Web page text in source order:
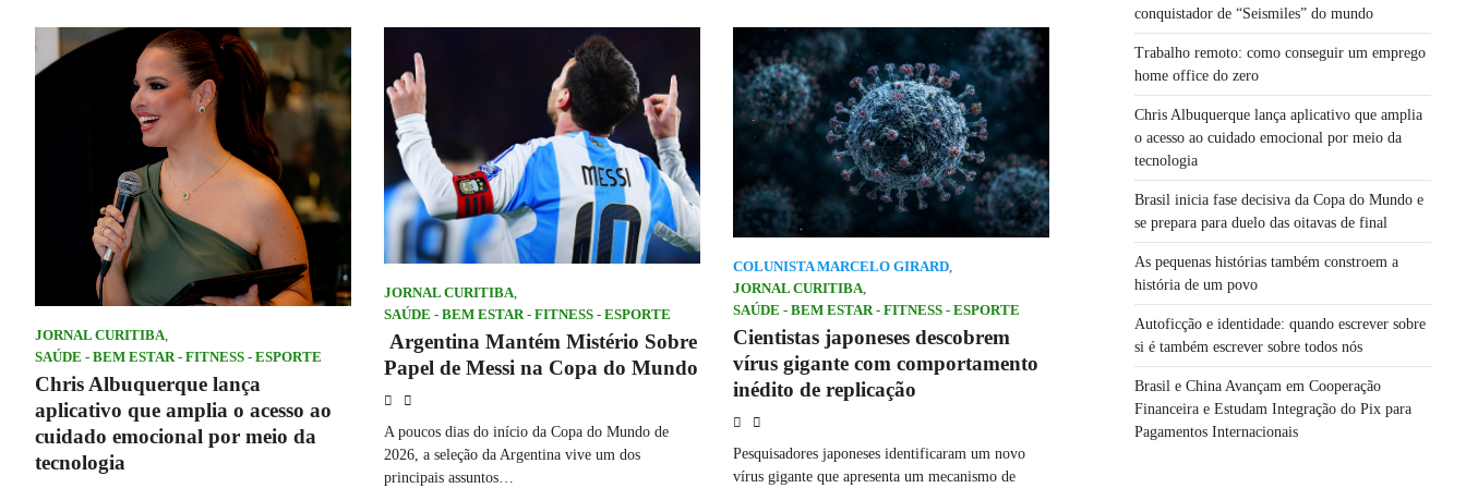
JORNAL CURITIBA,
SAÚDE - BEM ESTAR - FITNESS - ESPORTE
Chris Albuquerque lança
aplicativo que amplia o acesso ao
cuidado emocional por meio da
tecnologia
JORNAL CURITIBA,
SAÚDE - BEM ESTAR - FITNESS - ESPORTE
Argentina Mantém Mistério Sobre
Papel de Messi na Copa do Mundo
A poucos dias do início da Copa do Mundo de
2026, a seleção da Argentina vive um dos
principais assuntos…
COLUNISTA MARCELO GIRARD,
JORNAL CURITIBA,
SAÚDE - BEM ESTAR - FITNESS - ESPORTE
Cientistas japoneses descobrem
vírus gigante com comportamento
inédito de replicação
Pesquisadores japoneses identificaram um novo
vírus gigante que apresenta um mecanismo de
conquistador de “Seismiles” do mundo
Trabalho remoto: como conseguir um emprego
home office do zero
Chris Albuquerque lança aplicativo que amplia
o acesso ao cuidado emocional por meio da
tecnologia
Brasil inicia fase decisiva da Copa do Mundo e
se prepara para duelo das oitavas de final
As pequenas histórias também constroem a
história de um povo
Autoficção e identidade: quando escrever sobre
si é também escrever sobre todos nós
Brasil e China Avançam em Cooperação
Financeira e Estudam Integração do Pix para
Pagamentos Internacionais